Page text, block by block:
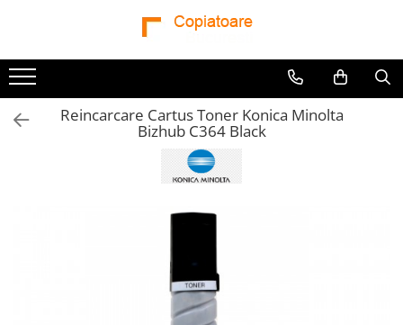
Reincarcare Cartus Toner Konica Minolta
Bizhub C364 Black